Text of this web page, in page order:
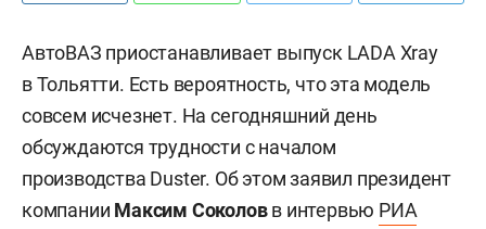
АвтоВАЗ приостанавливает выпуск LADA Xray
в Тольятти. Есть вероятность, что эта модель
совсем исчезнет. На сегодняшний день
обсуждаются трудности с началом
производства Duster. Об этом заявил президент
компании Максим Соколовв интервью РИА